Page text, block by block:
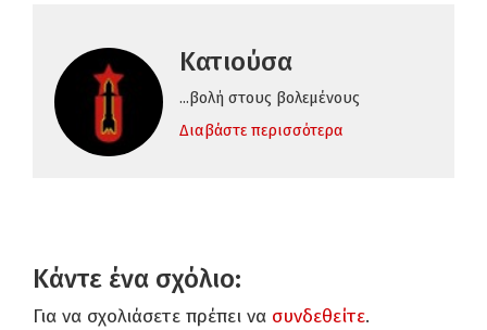
Κατιούσα
...βολή στους βολεμένους
Διαβάστε περισσότερα
Κάντε ένα σχόλιο:
Για να σχολιάσετε πρέπει να συνδεθείτε.